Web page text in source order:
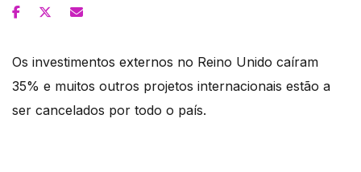
Os investimentos externos no Reino Unido caíram
35% e muitos outros projetos internacionais estão a
ser cancelados por todo o país.